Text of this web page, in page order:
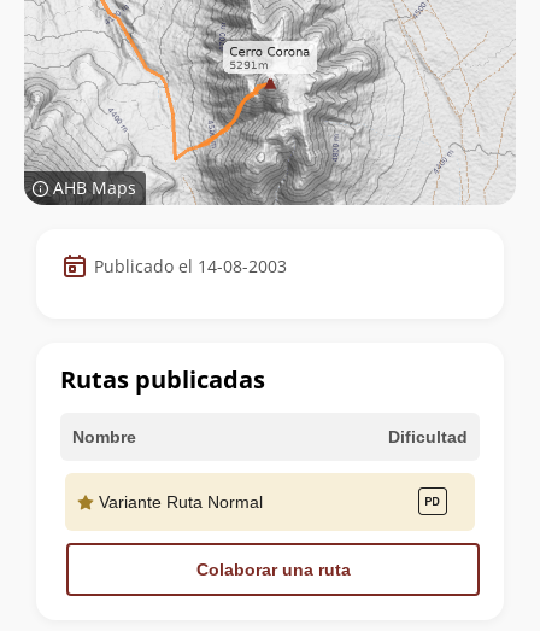
AHB Maps
Datos
de
cumbre
Publicado el 14-08-2003
Rutas publicadas
Nombre Dificultad
Variante Ruta Normal
Colaborar una ruta